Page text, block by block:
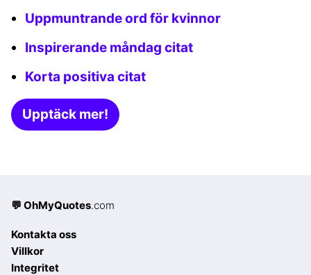
Uppmuntrande ord för kvinnor
Inspirerande måndag citat
Korta positiva citat
Upptäck mer!
💬 OhMyQuotes.com
Kontakta oss
Villkor
Integritet